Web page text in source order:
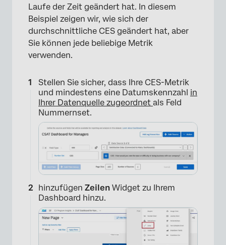
Laufe der Zeit geändert hat. In diesem
Beispiel zeigen wir, wie sich der
durchschnittliche CES geändert hat, aber
Sie können jede beliebige Metrik
verwenden.
Stellen Sie sicher, dass Ihre CES-Metrik
und mindestens eine Datumskennzahl in
Ihrer Datenquelle zugeordnet als Feld
Nummernset.
hinzufügen Zeilen Widget zu Ihrem
Dashboard hinzu.